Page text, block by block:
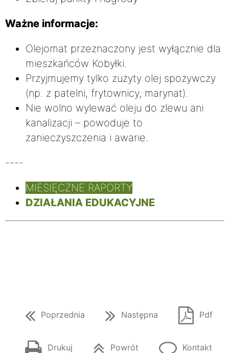
Ważne informacje:
Olejomat przeznaczony jest wyłącznie dla
mieszkańców Kobyłki.
Przyjmujemy tylko zużyty olej spożywczy
(np. z patelni, frytownicy, marynat).
Nie wolno wylewać oleju do zlewu ani
kanalizacji – powoduje to
zanieczyszczenia i awarie.
----
MIESIĘCZNE RAPORTY
DZIAŁANIA EDUKACYJNE
Poprzednia Następna Pdf
Drukuj Powrót Kontakt